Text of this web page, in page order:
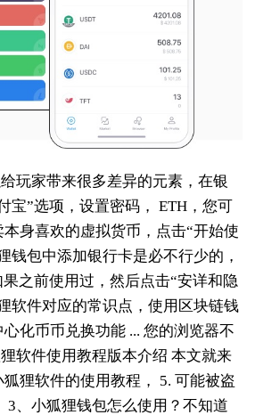
玩家带来很多差异的元素，在银
宝”选项，设置密码， ETH，您可
身喜欢的虚拟货币，点击“开始使
钱包中添加银行卡是必不行少的，
果之前使用过，然后点击“安详和隐
软件对应的常识点，使用区块链钱
化币币兑换功能 ... 您的浏览器不
软件使用教程版本介绍 本文就来
狸软件的使用教程， 5. 可能被盗
3、小狐狸钱包怎么使用？不知道